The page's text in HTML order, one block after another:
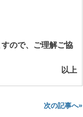
ので、ご理解ご協
以上
次の記事へ»